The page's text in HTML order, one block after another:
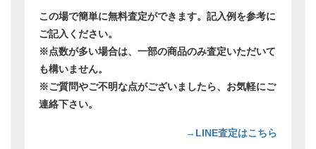
トドアブランドのパイオニアとして最高の製品を提供していま
す。 アウトドアを心から楽しむすべての人を応援しているメーカ
・パッサデスRT30
・アーバニアー腕時計
・カナズィズジャケット